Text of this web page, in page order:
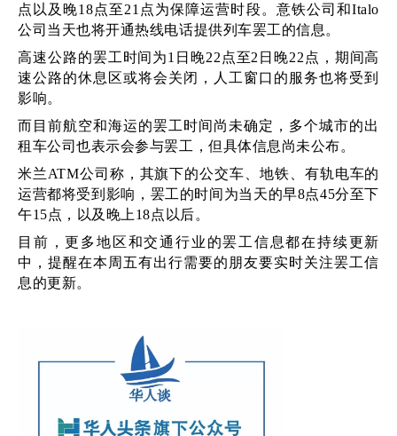
点以及晚18点至21点为保障运营时段。意铁公司和Italo
公司当天也将开通热线电话提供列车罢工的信息。
高速公路的罢工时间为1日晚22点至2日晚22点，期间高
速公路的休息区或将会关闭，人工窗口的服务也将受到
影响。
而目前航空和海运的罢工时间尚未确定，多个城市的出
租车公司也表示会参与罢工，但具体信息尚未公布。
米兰ATM公司称，其旗下的公交车、地铁、有轨电车的
运营都将受到影响，罢工的时间为当天的早8点45分至下
午15点，以及晚上18点以后。
目前，更多地区和交通行业的罢工信息都在持续更新
中，提醒在本周五有出行需要的朋友要实时关注罢工信
息的更新。